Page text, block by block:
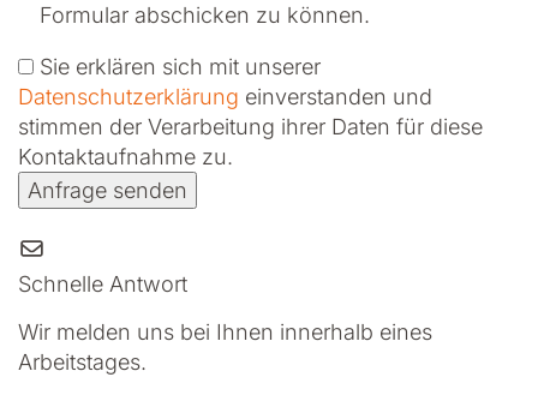
Formular abschicken zu können.
Sie erklären sich mit unserer
Datenschutzerklärung ein­ver­standen und
stimmen der Verarbeitung ihrer Daten für diese
Kontaktaufnahme zu.
Anfrage senden
Schnelle Antwort
Wir melden uns bei Ihnen innerhalb eines
Arbeitstages.